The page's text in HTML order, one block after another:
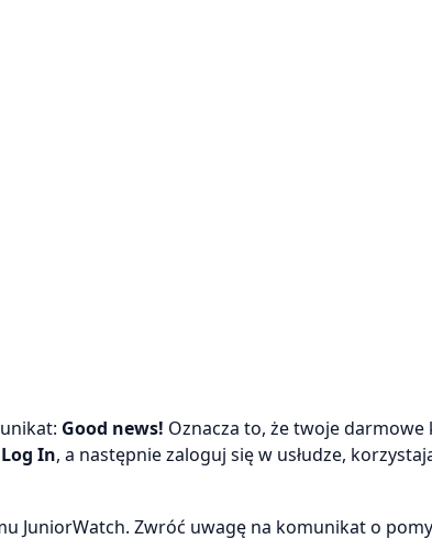
Good news! Oznacza to, że twoje darmowe
Log In, a następnie zaloguj się w usłudze,
JuniorWatch. Zwróć uwagę na komunikat o